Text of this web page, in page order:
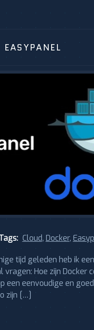
EASYPANEL
Cloud, Docker,
tijd geleden heb ik
Hoe zijn
een eenvoudige en
zijn […]